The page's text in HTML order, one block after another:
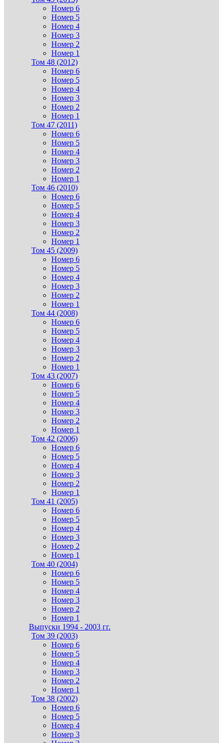
Номер 6
Номер 5
Номер 4
Номер 3
Номер 2
Номер 1
Том 48 (2012)
Номер 6
Номер 5
Номер 4
Номер 3
Номер 2
Номер 1
Том 47 (2011)
Номер 6
Номер 5
Номер 4
Номер 3
Номер 2
Номер 1
Том 46 (2010)
Номер 6
Номер 5
Номер 4
Номер 3
Номер 2
Номер 1
Том 45 (2009)
Номер 6
Номер 5
Номер 4
Номер 3
Номер 2
Номер 1
Том 44 (2008)
Номер 6
Номер 5
Номер 4
Номер 3
Номер 2
Номер 1
Том 43 (2007)
Номер 6
Номер 5
Номер 4
Номер 3
Номер 2
Номер 1
Том 42 (2006)
Номер 6
Номер 5
Номер 4
Номер 3
Номер 2
Номер 1
Том 41 (2005)
Номер 6
Номер 5
Номер 4
Номер 3
Номер 2
Номер 1
Том 40 (2004)
Номер 6
Номер 5
Номер 4
Номер 3
Номер 2
Номер 1
Выпуски 1994 - 2003 гг.
Том 39 (2003)
Номер 6
Номер 5
Номер 4
Номер 3
Номер 2
Номер 1
Том 38 (2002)
Номер 6
Номер 5
Номер 4
Номер 3